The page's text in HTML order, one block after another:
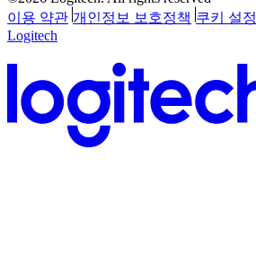
이용 약관 개인정보 보호정책 쿠키 설정
Logitech